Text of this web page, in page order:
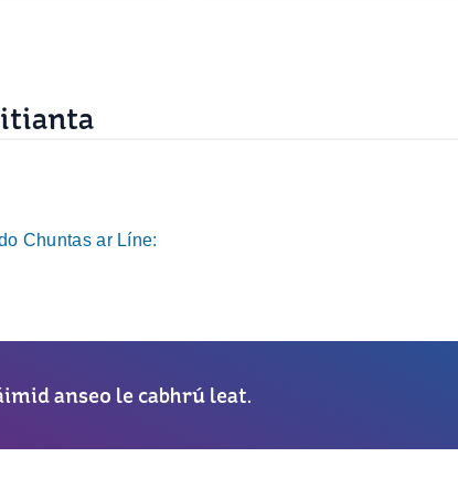
Chuntas ar Líne:
anseo le cabhrú leat.